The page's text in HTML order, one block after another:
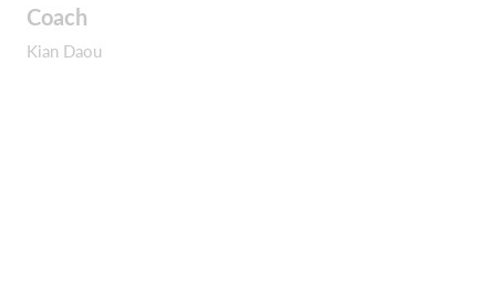
Coach
Kian Daou